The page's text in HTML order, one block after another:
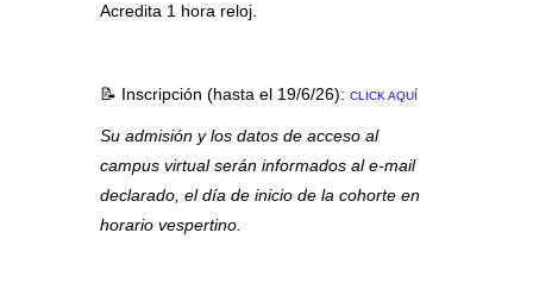
Acredita 1 hora reloj.
📝 Inscripción (hasta el 19/6/26): CLICK AQUÍ
Su admisión ylos datos de acceso al
campus virtualserán informados ale-mail
declarado, el día de inicio de la cohorte en
horario vespertino.